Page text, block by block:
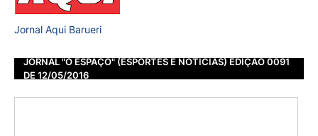
Jornal Aqui Barueri
JORNAL "O ESPAÇO" (ESPORTES E NOTÍCIAS) EDIÇÃO 0091
DE 12/05/2016